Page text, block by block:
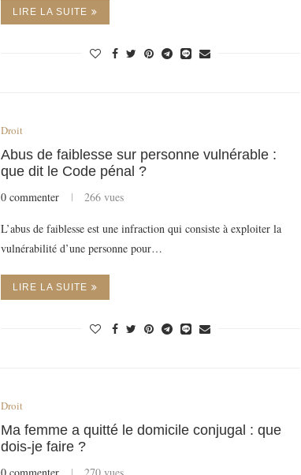
LIRE LA SUITE
Droit
Abus de faiblesse sur personne vulnérable :
que dit le Code pénal ?
0 commenter 266 vues
L’abus de faiblesse est une infraction qui consiste à exploiter la
vulnérabilité d’une personne pour…
LIRE LA SUITE
Droit
Ma femme a quitté le domicile conjugal : que
dois-je faire ?